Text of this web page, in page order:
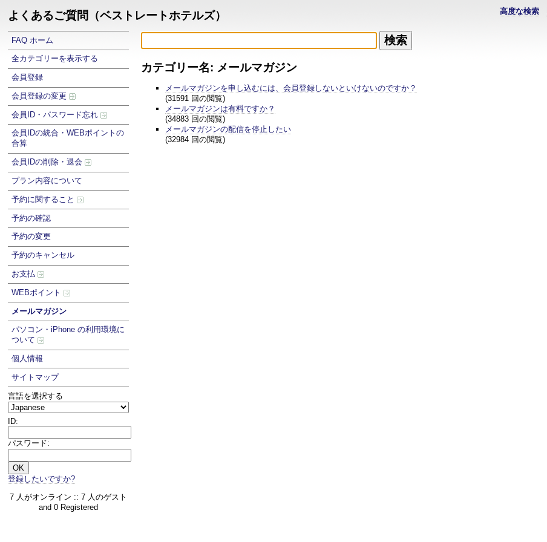
よくあるご質問（ベストレートホテルズ） 高度な検索
FAQ ホーム
全カテゴリーを表示する
会員登録
会員登録の変更
会員ID・パスワード忘れ
会員IDの統合・WEBポイントの
合算
会員IDの削除・退会
プラン内容について
予約に関すること
予約の確認
予約の変更
予約のキャンセル
お支払
WEBポイント
メールマガジン
パソコン・iPhone の利用環境に
ついて
個人情報
サイトマップ
言語を選択する
ID:
パスワード:
登録したいですか?
7 人がオンライン :: 7 人のゲスト
and 0 Registered
カテゴリー名: メールマガジン
メールマガジンを申し込むには、会員登録しないといけないのですか？
(31591 回の閲覧)
メールマガジンは有料ですか？
(34883 回の閲覧)
メールマガジンの配信を停止したい
(32984 回の閲覧)